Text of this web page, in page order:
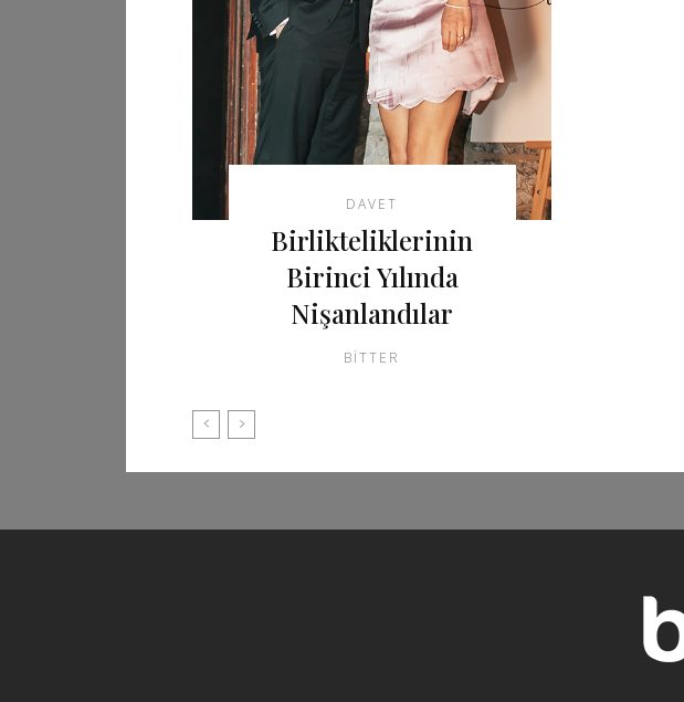
DAVET
Birlikteliklerinin
Birinci Yılında
Nişanlandılar
BITTER